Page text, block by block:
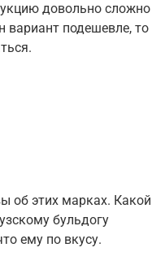
довольно сложно
вариант подешевле, то
об этих марках. Какой
бульдогу
ему по вкусу.